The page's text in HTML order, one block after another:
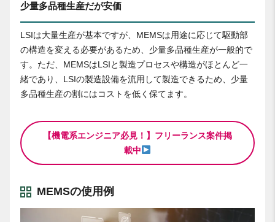
少量多品種生産だが安価
LSIは大量生産が基本ですが、MEMSは用途に応じて駆動部
の構造を変える必要があるため、少量多品種生産が一般的で
す。ただ、MEMSはLSIと製造プロセスや構造がほとんど一
緒であり、LSIの製造設備を流用して製造できるため、少量
多品種生産の割にはコストを低く保てます。
【機電系エンジニア必見！】フリーランス案件掲
載中
MEMSの使用例